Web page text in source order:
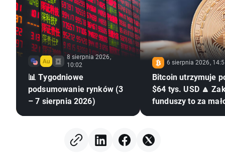
8 sierpnia 2026,
10:02
📊 Tygodniowe
podsumowanie rynków (3
– 7 sierpnia 2026)
6 sierpnia 2026,
Bitcoin utrzymuje
$64 tys. USD 🔼
funduszy to za